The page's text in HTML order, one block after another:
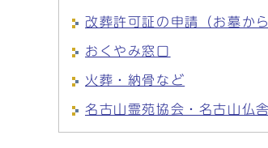
改葬許可証の申請（お墓か
おくやみ窓口
火葬・納骨など
名古山霊苑協会・名古山仏